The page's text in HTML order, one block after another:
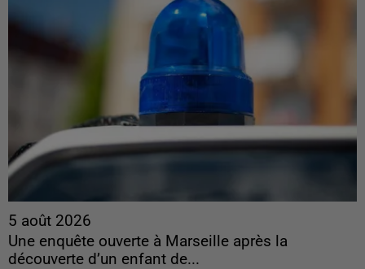
5 août 2026
Une enquête ouverte à Marseille après la
découverte d’un enfant de...